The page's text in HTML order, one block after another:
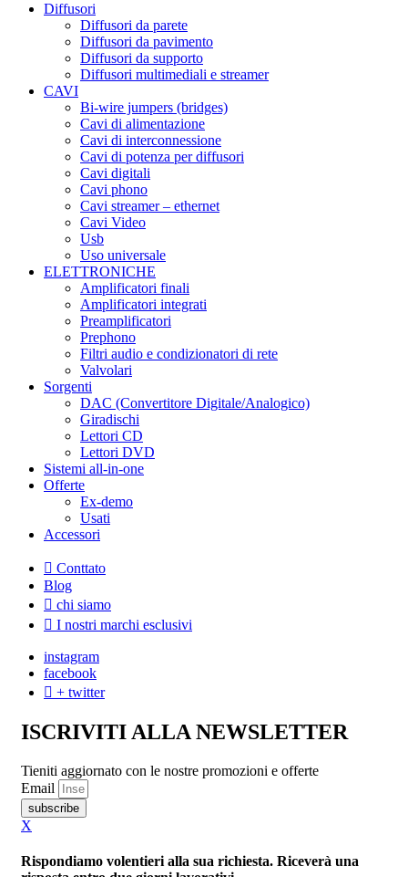
Diffusori
Diffusori da parete
Diffusori da pavimento
Diffusori da supporto
Diffusori multimediali e streamer
CAVI
Bi-wire jumpers (bridges)
Cavi di alimentazione
Cavi di interconnessione
Cavi di potenza per diffusori
Cavi digitali
Cavi phono
Cavi streamer – ethernet
Cavi Video
Usb
Uso universale
ELETTRONICHE
Amplificatori finali
Amplificatori integrati
Preamplificatori
Prephono
Filtri audio e condizionatori di rete
Valvolari
Sorgenti
DAC (Convertitore Digitale/Analogico)
Giradischi
Lettori CD
Lettori DVD
Sistemi all-in-one
Offerte
Ex-demo
Usati
Accessori
Conttato
Blog
chi siamo
I nostri marchi esclusivi
instagram
facebook
+ twitter
ISCRIVITI ALLA NEWSLETTER
Tieniti aggiornato con le nostre promozioni e offerte
Email
subscribe
X
Rispondiamo volentieri alla sua richiesta. Riceverà una